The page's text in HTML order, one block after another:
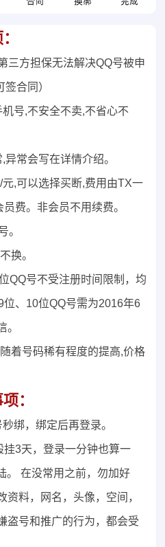
三方担保无法解决QQ号被申
合同）
号,不安全不卖,不省心不
常会写在详情介绍。
,可以选择买断,费用由TX一
费。非会员不用续费。
。
换。
QQ号不受注册时间限制，均
、10位QQ号需为2016年6
。
着号码稀有程度的提高,价格
：
绑，绑定后再登录。
挂3天，登录一分钟也算一
。 在没常用之前，勿加好
资料，网名，头像，空间，
盗号和推广的行为，都会受